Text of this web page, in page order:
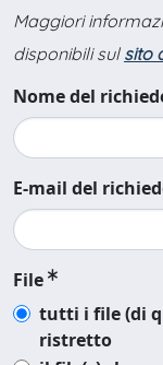
Maggiori
disponibili sul sito
Nome del
E-mail del
File
tutti i file (di
ristretto